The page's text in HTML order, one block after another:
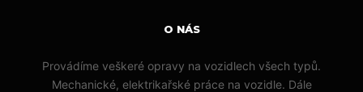
O NÁS
Provádíme veškeré opravy na vozidlech všech typů.
Mechanické, elektrikařské práce na vozidle. Dále